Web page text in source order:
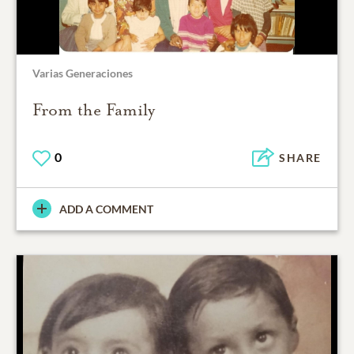
Varias Generaciones
From the Family
0 SHARE
ADD A COMMENT